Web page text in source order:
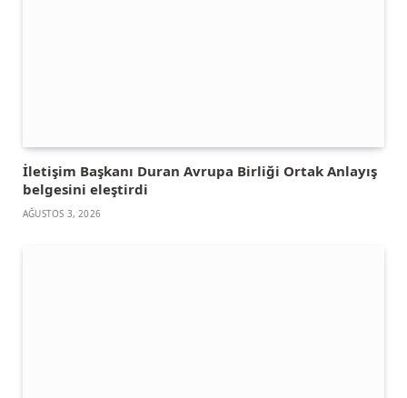
İletişim Başkanı Duran Avrupa Birliği Ortak Anlayış
belgesini eleştirdi
AĞUSTOS 3, 2026